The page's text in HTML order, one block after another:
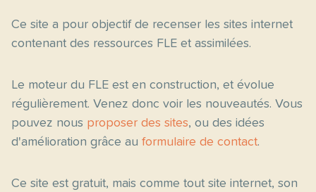
Ce site a pour objectif de recenser les sites internet
contenant des ressources FLE et assimilées.
Le moteur du FLE est en construction, et évolue
régulièrement. Venez donc voir les nouveautés. Vous
pouvez nous proposer des sites, ou des idées
d'amélioration grâce au formulaire de contact.
Ce site est gratuit, mais comme tout site internet, son